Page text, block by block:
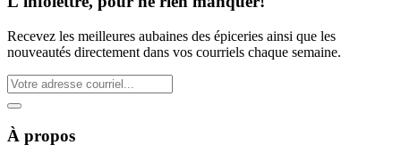
Recevez les meilleures aubaines des épiceries ainsi que les
nouveautés directement dans vos courriels chaque semaine.
À propos